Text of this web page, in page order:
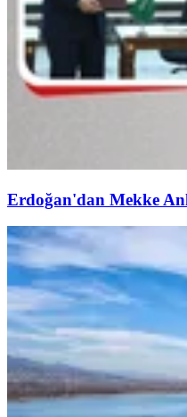
Erdoğan'dan Mekke